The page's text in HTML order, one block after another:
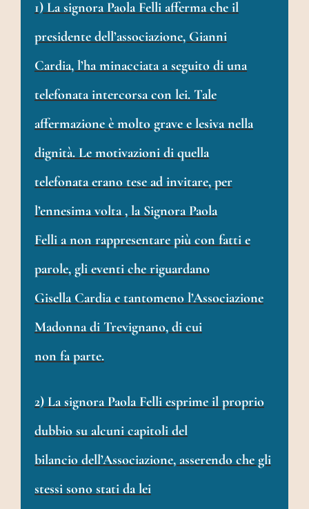
1) La signora Paola Felli afferma che il
presidente dell’associazione, Gianni
Cardia, l’ha minacciata a seguito di una
telefonata intercorsa con lei. Tale
affermazione è molto grave e lesiva nella
dignità. Le motivazioni di quella
telefonata erano tese ad invitare, per
l’ennesima volta , la Signora Paola
Felli a non rappresentare più con fatti e
parole, gli eventi che riguardano
Gisella Cardia e tantomeno l’Associazione
Madonna di Trevignano, di cui
non fa parte.
2) La signora Paola Felli esprime il proprio
dubbio su alcuni capitoli del
bilancio dell’Associazione, asserendo che gli
stessi sono stati da lei